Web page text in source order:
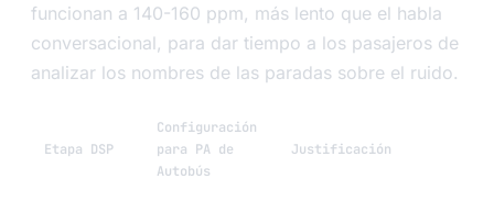
funcionan a 140-160 ppm, más lento que el habla
conversacional, para dar tiempo a los pasajeros de
analizar los nombres de las paradas sobre el ruido.
Etapa DSP
Configuración
para PA de
Autobús
Justificación